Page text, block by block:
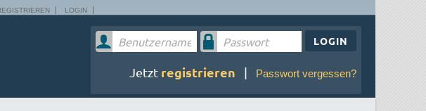
LOGIN
LOGIN
Jetzt registrieren | Passwort vergessen?